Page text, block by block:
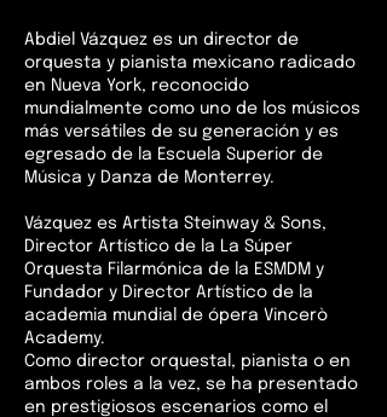
Abdiel Vázquez es un director de
orquesta y pianista mexicano radicado
en Nueva York, reconocido
mundialmente como uno de los músicos
más versátiles de su generación y es
egresado de la Escuela Superior de
Música y Danza de Monterrey.
Vázquez es Artista Steinway & Sons,
Director Artístico de la La Súper
Orquesta Filarmónica de la ESMDM y
Fundador y Director Artístico de la
academia mundial de ópera Vincerò
Academy.
Como director orquestal, pianista o en
ambos roles a la vez, se ha presentado
en prestigiosos escenarios como el